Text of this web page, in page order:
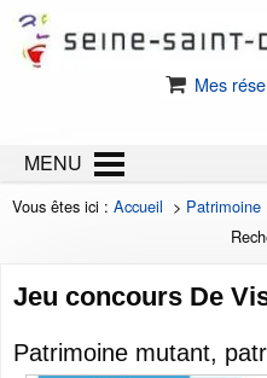
Mes
MENU
Vous êtes ici : Accueil > Patrimoine
Jeu concours De
Patrimoine mutant,